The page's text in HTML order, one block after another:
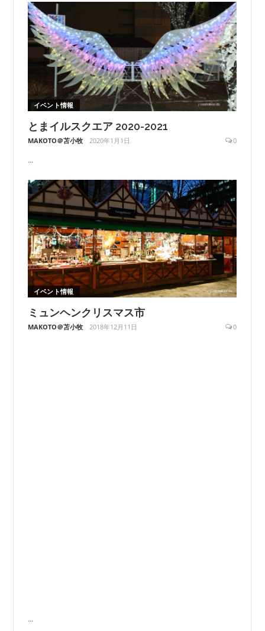
イベント情報
とまイルスクエア 2020-2021
MAKOTO＠苫小牧 2020年1月1日 0
...
イベント情報
ミュンヘンクリスマス市
MAKOTO＠苫小牧 2018年12月11日 0
...